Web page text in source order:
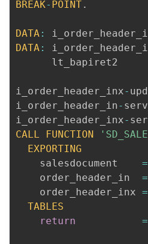
BREAK- POINT.
DATA :
DATA :
i_order_header_inx-
i_order_header_in-
i_order_header_inx-
CALL
FUNCTION
EXPORTING
    salesdocument
=
    order_header_in
=
    order_header_inx
=
TABLES
return
=